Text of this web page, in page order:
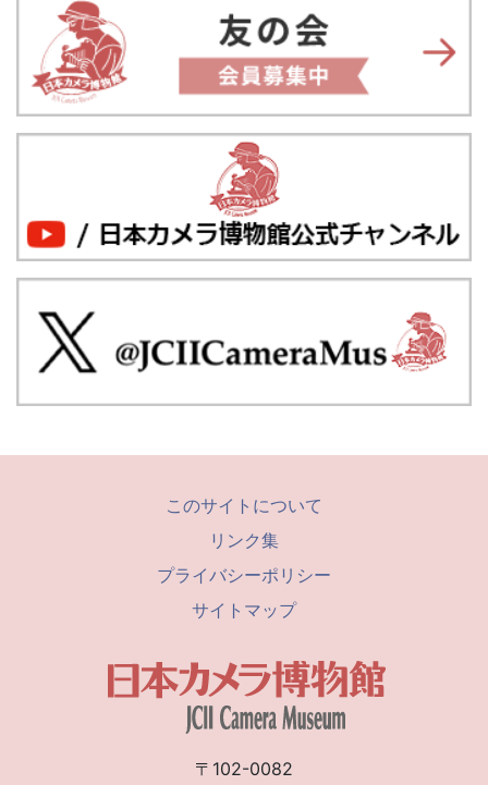
このサイトについて
リンク集
プライバシーポリシー
サイトマップ
〒102-0082